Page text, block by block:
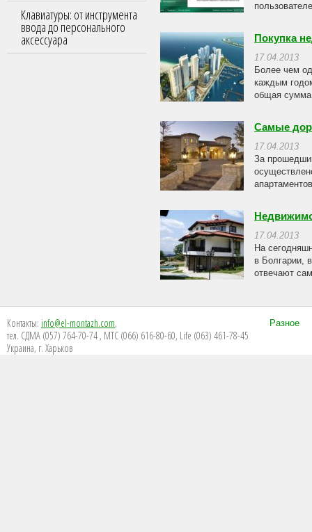
Клавиатуры: от инструмента
ввода до персонального
аксессуара Покупка
17.04.2013
Более чем
каждым
общая сумма
Самые
17.04.2013
За
17.04.2013
На
в Болгарии,
отвечают
Контакты: info@el-montazh.com,
тел. СДМА (057) 764-70-74 , МТС (066) 616-80-60, Life (063) 461-78-45
Украина, г. Харьков
Разное